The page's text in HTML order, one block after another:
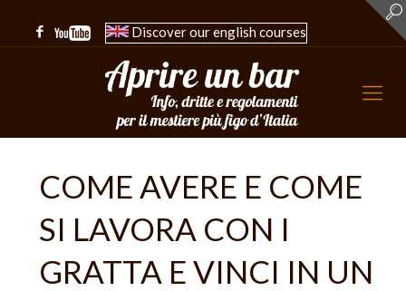
Discover our english courses
COME AVERE E COME
SI LAVORA CON I
GRATTA E VINCI IN UN